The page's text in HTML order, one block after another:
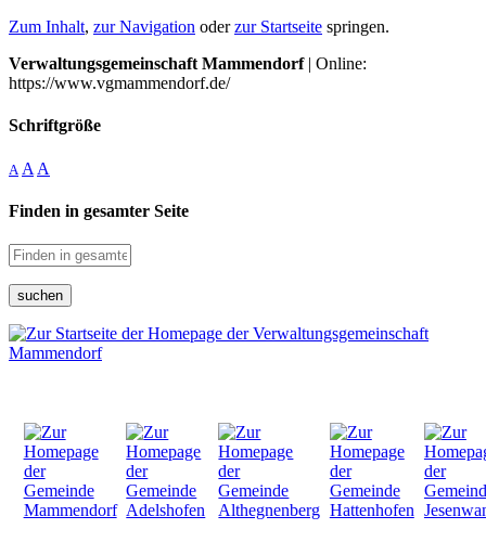
Zum Inhalt, zur Navigation oderzur Startseite springen.
Verwaltungsgemeinschaft Mammendorf| Online:
https://www.vgmammendorf.de/
Schriftgröße
A A A
Finden in gesamter Seite
suchen